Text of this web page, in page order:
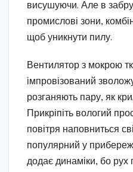
висушуючи. Але в
промислові зони,
щоб уникнути пилу.
Вентилятор з мокрою
імпровізований
розганяють пару, як
Прикріпіть вологий
повітря наповниться
популярний у
додає динаміки, бо рух